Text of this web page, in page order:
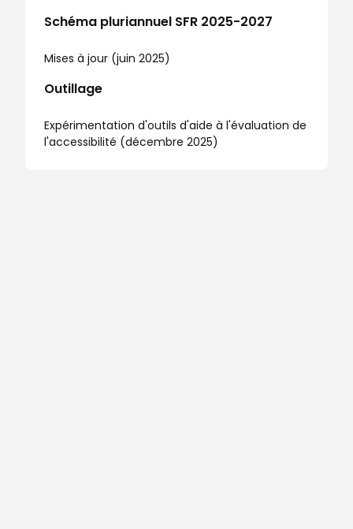
Schéma pluriannuel SFR 2025-2027
Mises à jour (juin 2025)
Outillage
Expérimentation d'outils d'aide à l'évaluation de
l'accessibilité (décembre 2025)